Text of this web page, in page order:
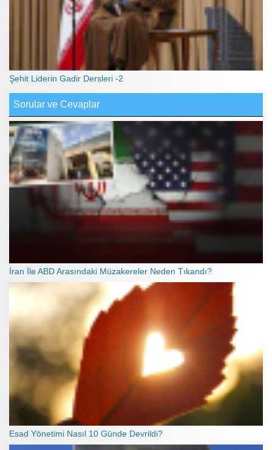
Şehit Liderin Gadir Dersleri -2
Sorular ve Cevaplar
İran İle ABD Arasındaki Müzakereler Neden Tıkandı?
Esad Yönetimi Nasıl 10 Günde Devrildi?